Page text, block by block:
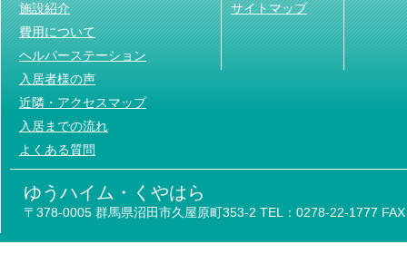
施設紹介
費用について
ヘルパーステーション
入居者様の声
近隣・アクセスマップ
入居までの流れ
よくある質問
サイトマップ
ゆうハイム・くやはら
〒378-0005 群馬県沼田市久屋原町353-2 TEL：0278-22-1777